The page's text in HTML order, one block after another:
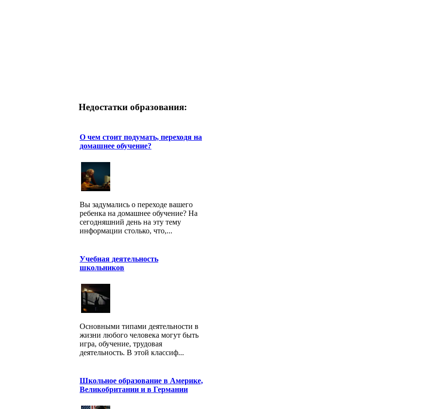
Недостатки образования:
О чем стоит подумать, переходя на
домашнее обучение?
Вы задумались о переходе вашего
ребенка на домашнее обучение? На
сегодняшний день на эту тему
информации столько, что,...
Учебная деятельность
школьников
Основными типами деятельности в
жизни любого человека могут быть
игра, обучение, трудовая
деятельность. В этой классиф...
Школьное образование в Америке,
Великобритании и в Германии